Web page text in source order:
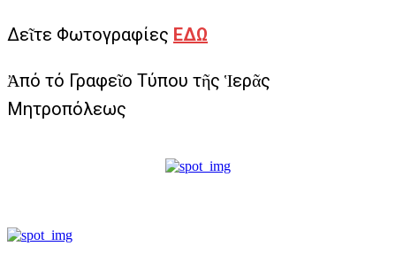
Δεῖτε Φωτογραφίες ΕΔΩ
Ἀπό τό Γραφεῖο Τύπου τῆς Ἱερᾶς
Μητροπόλεως